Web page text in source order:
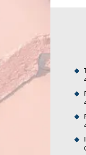
un